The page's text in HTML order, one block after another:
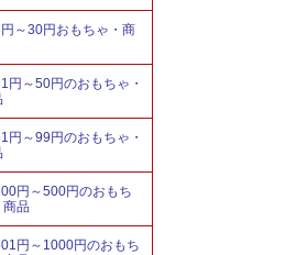
～30円おもちゃ・商
円～50円のおもちゃ・
円～99円のおもちゃ・
円～500円のおもち
商品
円～1000円のおもち